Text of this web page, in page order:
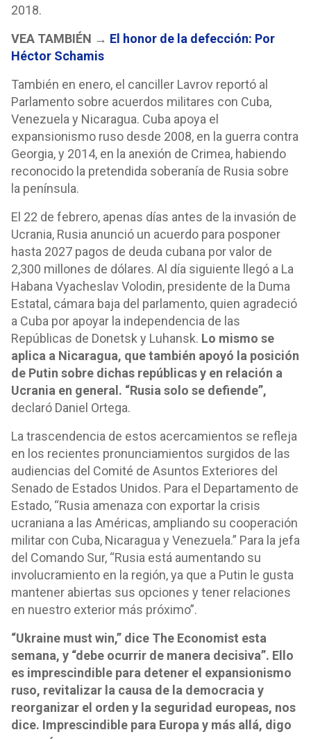
2018.
VEA TAMBIÉN → El honor de la defección: Por
Héctor Schamis
También en enero, el canciller Lavrov reportó al
Parlamento sobre acuerdos militares con Cuba,
Venezuela y Nicaragua. Cuba apoya el
expansionismo ruso desde 2008, en la guerra contra
Georgia, y 2014, en la anexión de Crimea, habiendo
reconocido la pretendida soberanía de Rusia sobre
la península.
El 22 de febrero, apenas días antes de la invasión de
Ucrania, Rusia anunció un acuerdo para posponer
hasta 2027 pagos de deuda cubana por valor de
2,300 millones de dólares. Al día siguiente llegó a La
Habana Vyacheslav Volodin, presidente de la Duma
Estatal, cámara baja del parlamento, quien agradeció
a Cuba por apoyar la independencia de las
Repúblicas de Donetsk y Luhansk. Lo mismo se
aplica a Nicaragua, que también apoyó la posición
de Putin sobre dichas repúblicas y en relación a
Ucrania en general. “Rusia solo se defiende”,
declaró Daniel Ortega.
La trascendencia de estos acercamientos se refleja
en los recientes pronunciamientos surgidos de las
audiencias del Comité de Asuntos Exteriores del
Senado de Estados Unidos. Para el Departamento de
Estado, “Rusia amenaza con exportar la crisis
ucraniana a las Américas, ampliando su cooperación
militar con Cuba, Nicaragua y Venezuela.” Para la jefa
del Comando Sur, “Rusia está aumentando su
involucramiento en la región, ya que a Putin le gusta
mantener abiertas sus opciones y tener relaciones
en nuestro exterior más próximo”.
“Ukraine must win,” dice The Economist esta
semana, y “debe ocurrir de manera decisiva”. Ello
es imprescindible para detener el expansionismo
ruso, revitalizar la causa de la democracia y
reorganizar el orden y la seguridad europeas, nos
dice. Imprescindible para Europa y más allá, digo